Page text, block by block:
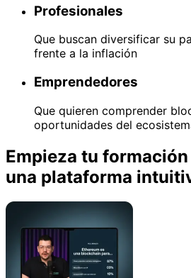
Profesionales
Que buscan diversificar su
frente a la inflación
Emprendedores
Que quieren comprender
oportunidades del
Empieza tu
una plataforma